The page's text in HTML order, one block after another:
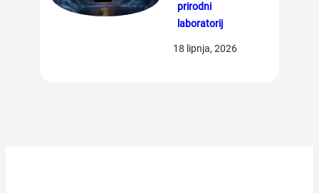
prirodni
laboratorij
18 lipnja, 2026